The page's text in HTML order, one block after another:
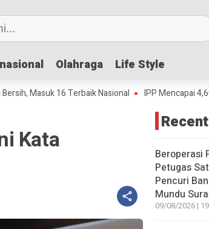
Olahraga Life Style
Olahraga Life Style
16 Terbaik Nasional IPP Mencapai 4,69,
Kata
Beroperasi
Petugas
Pencuri
Mundu
09/08/2026 |